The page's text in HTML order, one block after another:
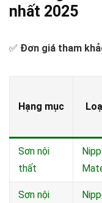
nhất 2025
✅ Đơn giá tham
Hạng mục
Sơn nội
thất
Sơn nội